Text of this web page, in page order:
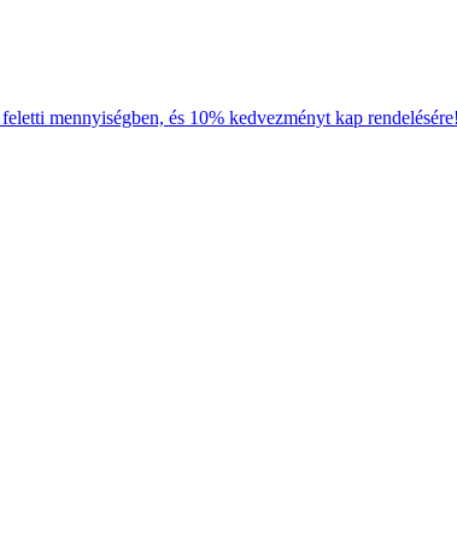
mennyiségben, és 10% kedvezményt kap